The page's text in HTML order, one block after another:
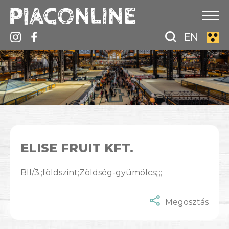
EN
ELISE FRUIT KFT.
BII/3.;földszint;Zöldség-gyümölcs;;;;
Megosztás